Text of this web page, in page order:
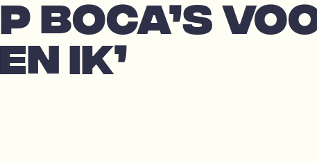
BOCA’S
IK’